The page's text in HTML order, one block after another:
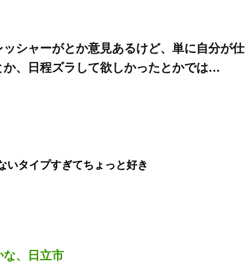
シャーがとか意見あるけど、単に自分が仕
、日程ズラして欲しかったとかでは…
いタイプすぎてちょっと好き
な、日立市